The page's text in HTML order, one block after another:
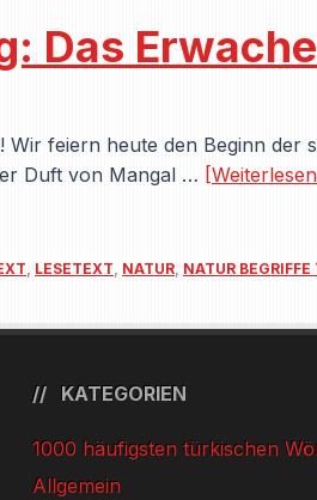
Das
Wir feiern heute den Beginn
Duft von Mangal …
, LESETEXT, NATUR, NATUR BEGRIFFE
KATEGORIEN
1000 häufigsten türkischen
Allgemein